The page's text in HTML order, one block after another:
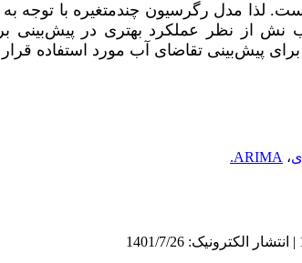
لذا مدل رگرسیون چندمتغیره با توجه به
از نظر عملکرد بهتری در پیش‌بینی
پیش‌بینی تقاضای آب مورد استفاده قرار
، ARIMA.